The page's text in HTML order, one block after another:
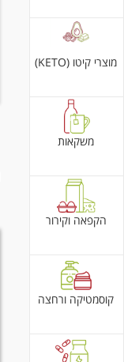
מוצרי קיטו (KETO)
משקאות
הקפאה וקירור
קוסמטיקה ורחצה